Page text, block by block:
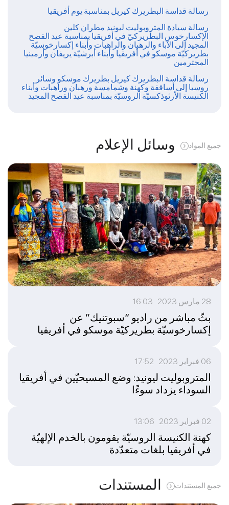
رسالة قداسة البطريرك كيريل بمناسبة يوم أفريقيا
رسالة سيادة المتروبوليت ليونيد مطران كلين
الإكسارخوس البطريركيّ في أفريقيا بمناسبة عيد الفصح
المجيد إلى الآباء والرهبان والراهبات وأبناء إكسارخوسيّة
بطريركيّة موسكو في أفريقيا وأبناء أبرشيّة يريفان وأرمينيا
المحترمين
رسالة قداسة البطريرك كيريل بطريرك موسكو وسائر
روسيا إلى أساقفة وكهنة وشمامسة ورهبان وراهبات وأبناء
الكنيسة الأرثوذكسيّة الروسيّة بمناسبة عيد الفصح المجيد
وسائل الإعلام جميع المواد
28 مارس 2023 16:03
بثّ مباشر من راديو “سبوتنيك” عن
إكسارخوسيّة بطريركيّة موسكو في أفريقيا
06 فبراير 2023 17:52
المتروبوليت ليونيد: وضع المسيحيّين في أفريقيا
السوداء يزداد سوءًا
02 فبراير 2023 13:06
كهنة الكنيسة الروسيّة يقومون بالخدم الإلهيّة
في أفريقيا بلغات متعدّدة
المستندات جميع المستندات